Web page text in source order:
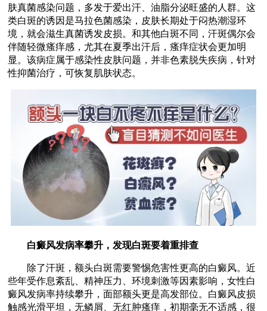
肤真菌感染问题，多发于爱出汗、油脂分泌旺盛的人群。这
类白斑的诱因是马拉色菌感染，皮肤长期处于闷热潮湿环
境，就会滋生真菌诱发皮损。和其他白斑不同，汗斑偶尔会
伴随轻微瘙痒感，尤其在夏季出汗后，瘙痒症状会更加明
显。该病症属于感染性皮肤问题，并非色素脱失疾病，针对
性抑菌治疗，可恢复肌肤状态。
白癜风发病率攀升，发现白斑要着重排查
除了汗斑，额头白斑需要警惕危害性更高的白癜风。近
些年受作息紊乱、精神压力、环境刺激等因素影响，女性白
癜风发病率持续攀升，面部额头更是高发部位。白癜风皮损
触感光滑平坦，无鳞屑、无红肿瘙痒，初期毫无不适感，很